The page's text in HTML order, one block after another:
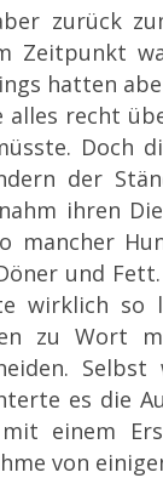
zurück
Zeitpunkt
hatten
alles recht
Doch
der
ihren
mancher
und
wirklich so
zu Wort
es die
einem
von